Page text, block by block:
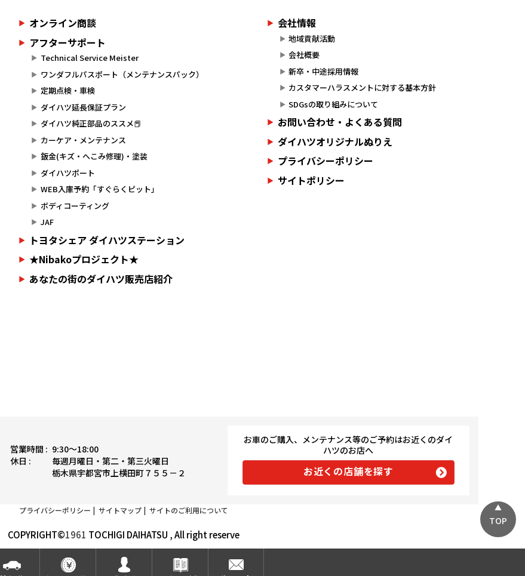
オンライン商談
アフターサポート
Technical Service Meister
ワンダフルパスポート（メンテナンスパック）
定期点検・車検
ダイハツ延長保証プラン
ダイハツ純正部品のススメ📕
カーケア・メンテナンス
鈑金(キズ・へこみ修理)・塗装
ダイハツポート
WEB入庫予約「すぐらくピット」
ボディコーティング
JAF
トヨタシェア ダイハツステーション
★Nibakoプロジェクト★
あなたの街のダイハツ販売店紹介
会社情報
地域貢献活動
会社概要
新卒・中途採用情報
カスタマーハラスメントに対する基本方針
SDGsの取り組みについて
お問い合わせ・よくある質問
ダイハツオリジナルぬりえ
プライバシーポリシー
サイトポリシー
営業時間 : 9:30〜18:00
休日 :
毎週月曜日・第二・第三火曜日
栃木県宇都宮市上横田町７５５－２
お車のご購入、メンテナンス等のご予約はお近くのダイ
ハツのお店へ
お近くの店舗を探す
プライバシーポリシー | サイトマップ | サイトのご利用について
COPYRIGHT©1961 TOCHIGI DAIHATSU , All right reserve
TOP